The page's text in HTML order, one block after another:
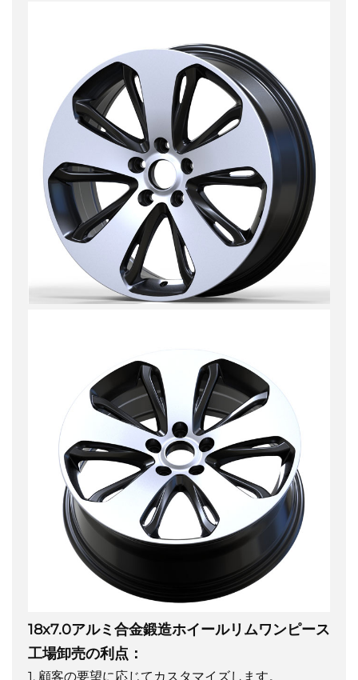
18x7.0アルミ合金鍛造ホイールリムワンピース
工場卸売の利点：
1. 顧客の要望に応じてカスタマイズします。